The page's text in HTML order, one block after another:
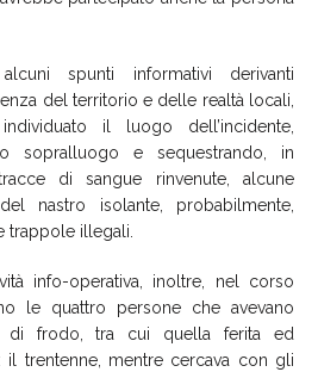
spunti informativi derivanti
del territorio e delle realtà locali,
il luogo dell’incidente,
sopralluogo e sequestrando, in
di sangue rinvenute, alcune
nastro isolante, probabilmente,
trappole illegali.
info-operativa, inoltre, nel corso
le quattro persone che avevano
di frodo, tra cui quella ferita ed
il trentenne, mentre cercava con gli